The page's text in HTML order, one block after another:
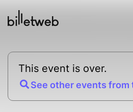
This event is over.
See other events from